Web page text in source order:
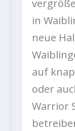
in
neue
auf
oder
Warrior